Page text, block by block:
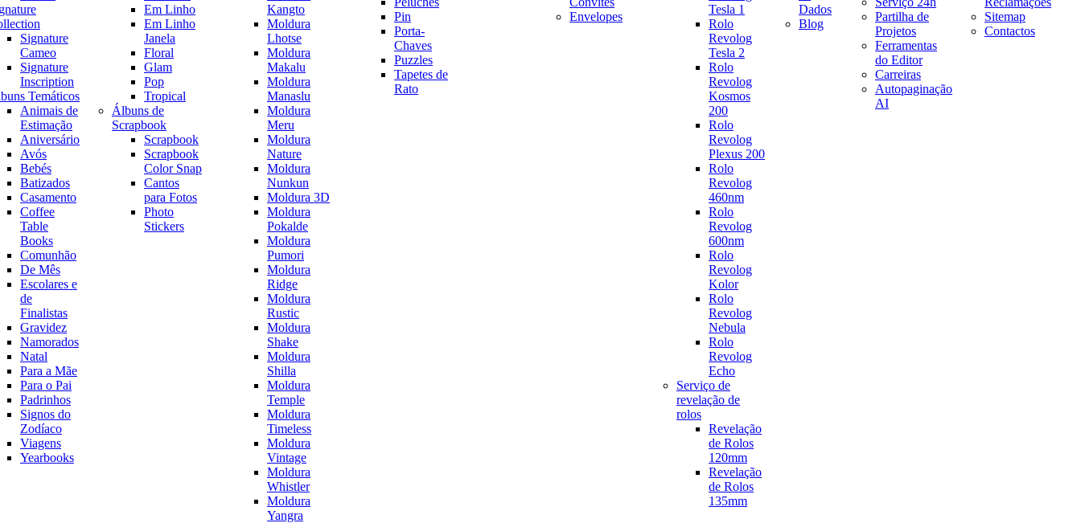
Signature
Cameo
Signature
Inscription
Temáticos
Animais de
Estimação
Aniversário
Avós
Bebés
Batizados
Casamento
Coffee
Table
Books
Comunhão
De Mês
Escolares e
de
Finalistas
Gravidez
Namorados
Natal
Para a Mãe
Para o Pai
Padrinhos
Signos do
Zodíaco
Viagens
Yearbooks
Em Linho
Em Linho
Janela
Floral
Glam
Pop
Tropical
Álbuns de
Scrapbook
Scrapbook
Scrapbook
Color Snap
Cantos
para Fotos
Photo
Stickers
Kangto
Moldura
Lhotse
Moldura
Makalu
Moldura
Manaslu
Moldura
Meru
Moldura
Nature
Moldura
Nunkun
Moldura 3D
Moldura
Pokalde
Moldura
Pumori
Moldura
Ridge
Moldura
Rustic
Moldura
Shake
Moldura
Shilla
Moldura
Temple
Moldura
Timeless
Moldura
Vintage
Moldura
Whistler
Moldura
Yangra
Pin
Porta-
Chaves
Puzzles
Tapetes de
Rato
Envelopes
Tesla 1
Rolo
Revolog
Tesla 2
Rolo
Revolog
Kosmos
200
Rolo
Revolog
Plexus 200
Rolo
Revolog
460nm
Rolo
Revolog
600nm
Rolo
Revolog
Kolor
Rolo
Revolog
Nebula
Rolo
Revolog
Echo
Serviço de
revelação de
rolos
Revelação
de Rolos
120mm
Revelação
de Rolos
135mm
Dados
Blog
Partilha de
Projetos
Ferramentas
do Editor
Carreiras
Autopaginação
AI
Sitemap
Contactos